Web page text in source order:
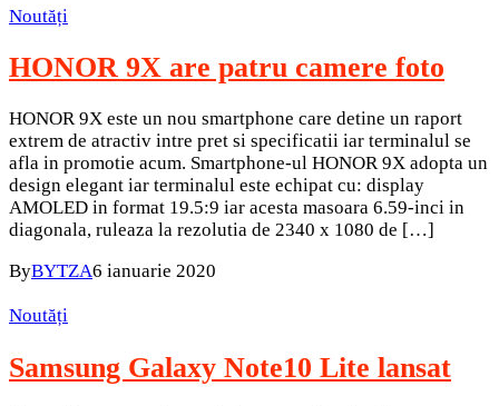
Noutăți
HONOR 9X are patru camere foto
HONOR 9X este un nou smartphone care detine un raport
extrem de atractiv intre pret si specificatii iar terminalul se
afla in promotie acum. Smartphone-ul HONOR 9X adopta un
design elegant iar terminalul este echipat cu: display
AMOLED in format 19.5:9 iar acesta masoara 6.59-inci in
diagonala, ruleaza la rezolutia de 2340 x 1080 de […]
ByBYTZA6 ianuarie 2020
Noutăți
Samsung Galaxy Note10 Lite lansat